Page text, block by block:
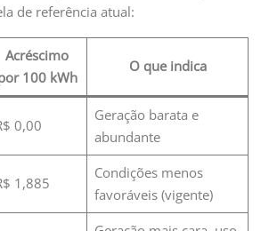
de referência atual:
Acréscimo
100 kWh
O que indica
0,00
Geração barata e
abundante
1,885
Condições menos
favoráveis (vigente)